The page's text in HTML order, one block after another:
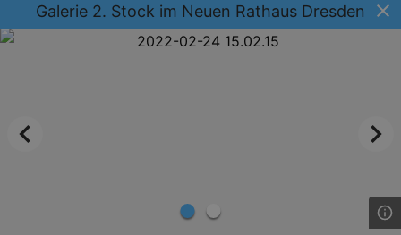
Galerie 2. Stock im Neuen Rathaus Dresden